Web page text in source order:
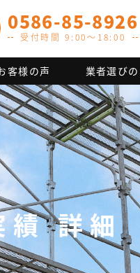
0586-85-8926
受付時間 9:00～18:00
客様の声 業者選び
績 詳細